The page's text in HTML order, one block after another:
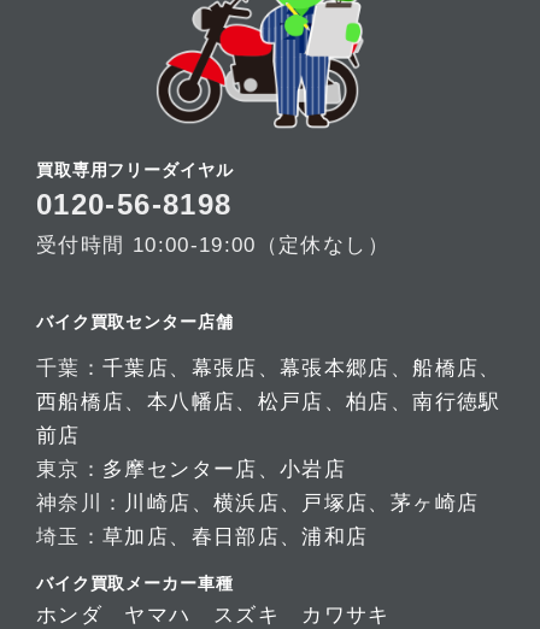
買取専用フリーダイヤル
0120-56-8198
受付時間 10:00-19:00（定休なし）
バイク買取センター店舗
千葉：千葉店 、 幕張店 、幕張本郷店 、船橋店 、
西船橋店 、 本八幡店 、 松戸店 、柏店 、南行徳駅
前店
東京： 多摩センター店 、 小岩店
神奈川： 川崎店 、 横浜店 、 戸塚店 、 茅ヶ崎店
埼玉：草加店 、 春日部店 、浦和店
バイク買取メーカー車種
ホンダ ヤマハ スズキ カワサキ